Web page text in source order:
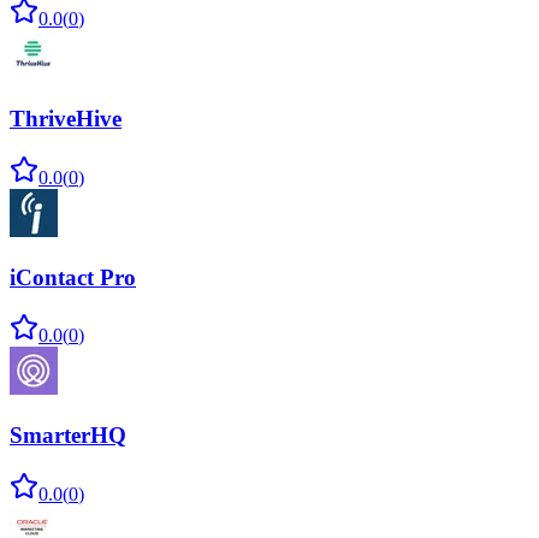
0.0(0)
ThriveHive
0.0(0)
iContact Pro
0.0(0)
SmarterHQ
0.0(0)